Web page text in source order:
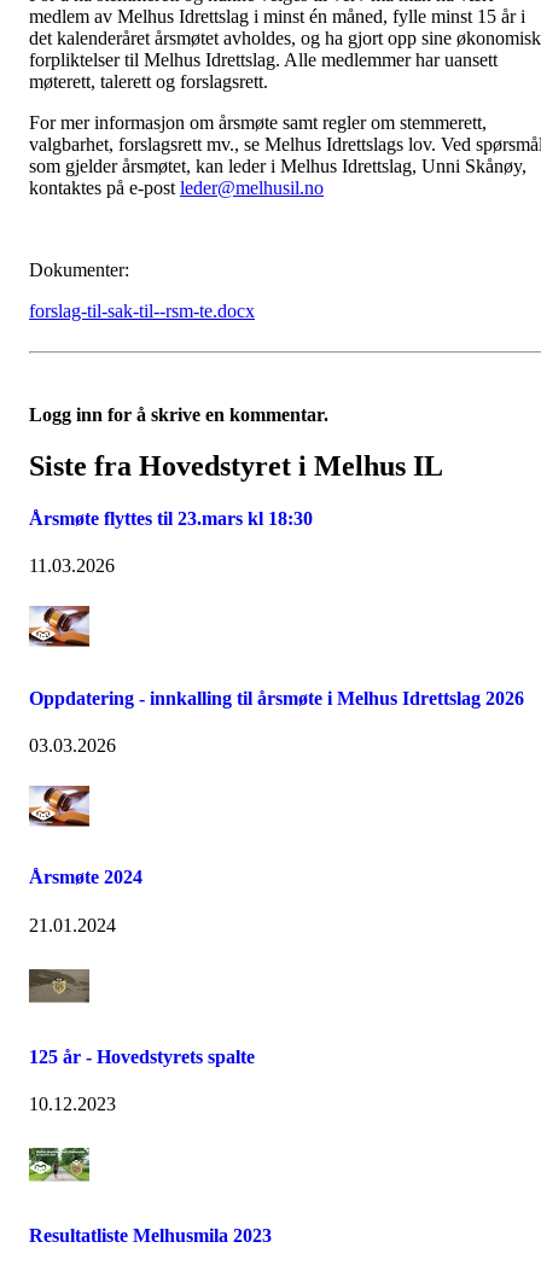
medlem av Melhus Idrettslag i minst én måned, fylle minst 15 år i
det kalenderåret årsmøtet avholdes, og ha gjort opp sine
forpliktelser til Melhus Idrettslag. Alle medlemmer har uansett
møterett, talerett og forslagsrett.
For mer informasjon om årsmøte samt regler om stemmerett,
valgbarhet, forslagsrett mv., se Melhus Idrettslags lov. Ved
som gjelder årsmøtet, kan leder i Melhus Idrettslag, Unni Skånøy,
kontaktes på e-post leder@melhusil.no
Dokumenter:
forslag-til-sak-til--rsm-te.docx
Logg inn for å skrive en kommentar.
Siste fra Hovedstyret i Melhus IL
Årsmøte flyttes til 23.mars kl 18:30
11.03.2026
Oppdatering - innkalling til årsmøte i Melhus Idrettslag 2026
03.03.2026
Årsmøte 2024
21.01.2024
125 år - Hovedstyrets spalte
10.12.2023
Resultatliste Melhusmila 2023